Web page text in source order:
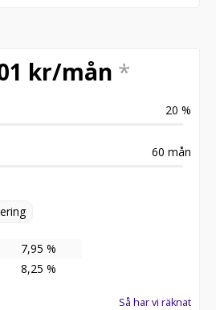
TIDSBOKNING PÅ MAIL ELLER
kr/mån *
20 %
60 mån
7,95 %
8,25 %
Så har vi räknat